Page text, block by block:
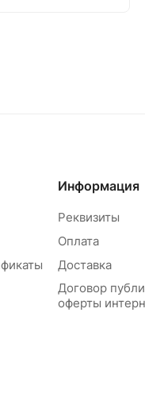
Информация
Реквизиты
Оплата
Доставка
Договор
оферты